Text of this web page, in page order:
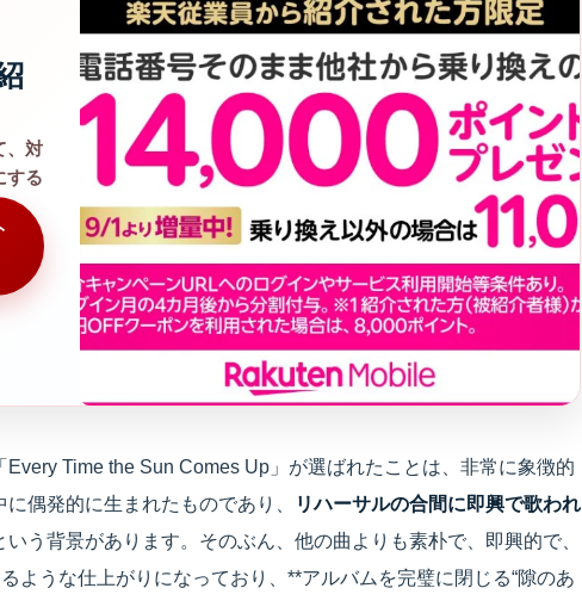
、対
する
Time the Sun Comes Up」が選ばれたことは、非常に象徴的
偶発的に生まれたものであり、
リハーサルの合間に即興で歌われ
いう背景があります。そのぶん、他の曲よりも素朴で、即興的で、
ような仕上がりになっており、**アルバムを完璧に閉じる“隙のあ